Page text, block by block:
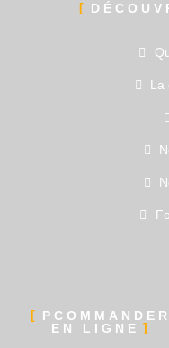
La
PCOMMANDER
EN LIGNE